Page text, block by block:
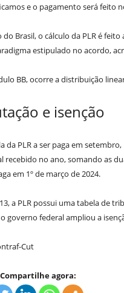
e o pagamento será feito
do Brasil, o cálculo da PLR é
estipulado no acordo,
BB, ocorre a distribuição
e isenção
da PLR a ser paga em
recebido no ano, somando as
em 1º de março de 2024.
a PLR possui uma tabela de
governo federal ampliou a
Cut
agora: